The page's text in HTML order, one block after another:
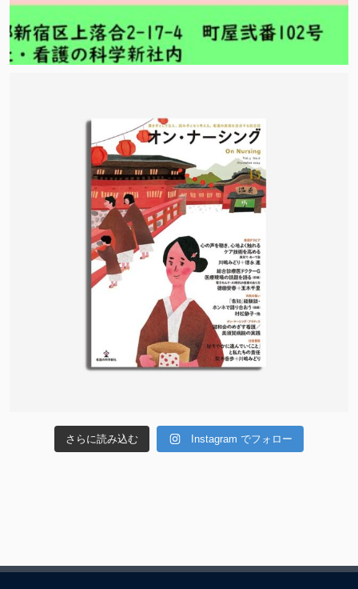
さらに読み込む Instagram でフォロー